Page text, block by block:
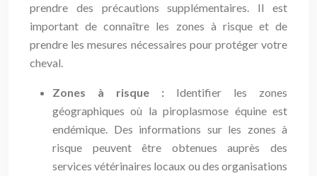
prendre des précautions supplémentaires. Il est
important de connaître les zones à risque et de
prendre les mesures nécessaires pour protéger votre
cheval.
Zones à risque : Identifier les zones
géographiques où la piroplasmose équine est
endémique. Des informations sur les zones à
risque peuvent être obtenues auprès des
services vétérinaires locaux ou des organisations